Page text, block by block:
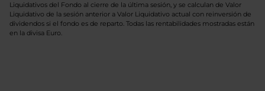
Liquidativos del Fondo al cierre de la última sesión, y se calculan de Valor
Liquidativo de la sesión anterior a Valor Liquidativo actual con reinversión de
dividendos si el fondo es de reparto. Todas las rentabilidades mostradas están
en la divisa Euro.